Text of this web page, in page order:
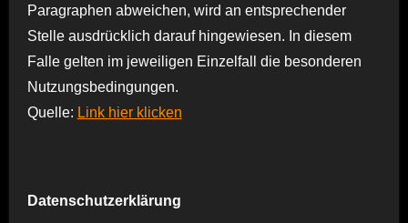
Paragraphen abweichen, wird an entsprechender
Stelle ausdrücklich darauf hingewiesen. In diesem
Falle gelten im jeweiligen Einzelfall die besonderen
Nutzungsbedingungen.
Quelle: Link hier klicken
Datenschutzerklärung